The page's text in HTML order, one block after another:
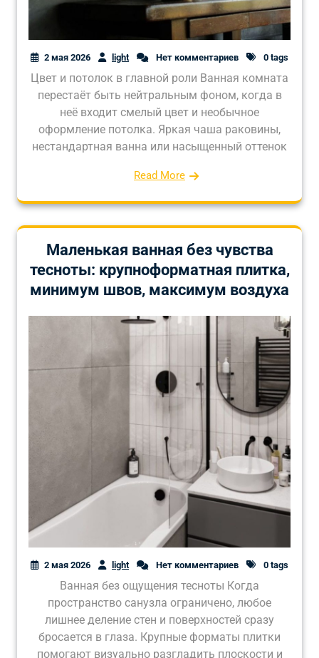
2 мая 2026 light Нет комментариев 0 tags
Цвет и потолок в главной роли Ванная комната
перестаёт быть нейтральным фоном, когда в
неё входит смелый цвет и необычное
оформление потолка. Яркая чаша раковины,
нестандартная ванна или насыщенный оттенок
Read More
Маленькая ванная без чувства
тесноты: крупноформатная плитка,
минимум швов, максимум воздуха
2 мая 2026 light Нет комментариев 0 tags
Ванная без ощущения тесноты Когда
пространство санузла ограничено, любое
лишнее деление стен и поверхностей сразу
бросается в глаза. Крупные форматы плитки
помогают визуально разгладить плоскости и